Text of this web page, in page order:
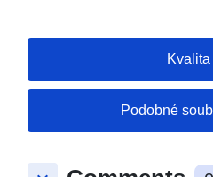
Typ:
Prostorový zdroj:
Kvalita
Podobné